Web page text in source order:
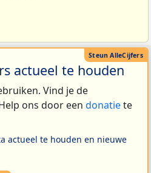
actueel te houden
Vind je de
ons door een donatiete
actueel te houden en nieuwe